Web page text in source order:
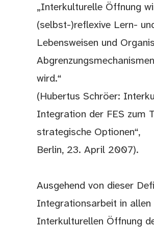
„Interkulturelle Öffnung
(selbst-)reflexive Lern-
Lebensweisen und
wird.“
(Hubertus Schröer:
Integration der FES zum
strategische Optionen“,
Berlin, 23. April 2007).
Ausgehend von dieser
Integrationsarbeit in allen
Interkulturellen Öffnung